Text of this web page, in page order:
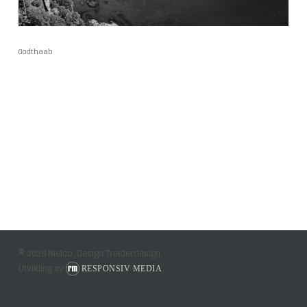
Godthaab
© 2026 Nielco. Design Treiderdesign.
Utvikling av
RESPONSIV MEDIA